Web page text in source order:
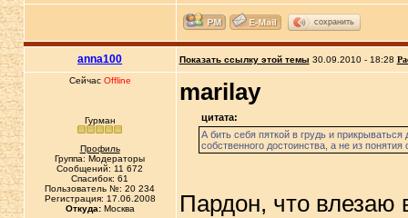
сохранить
anna100 Показать ссылку этой темы 30.09.2010 - 18:28
Сейчас Offline
Гурман
Профиль
Группа: Модераторы
Сообщений: 11 672
Спасибок: 61
Пользователь №: 20 234
Регистрация: 17.06.2008
Откуда:Москва
marilay
цитата:
А бить себя пяткой в грудь и
собственного достоинства, а не из понятия
Пардон, что влезаю